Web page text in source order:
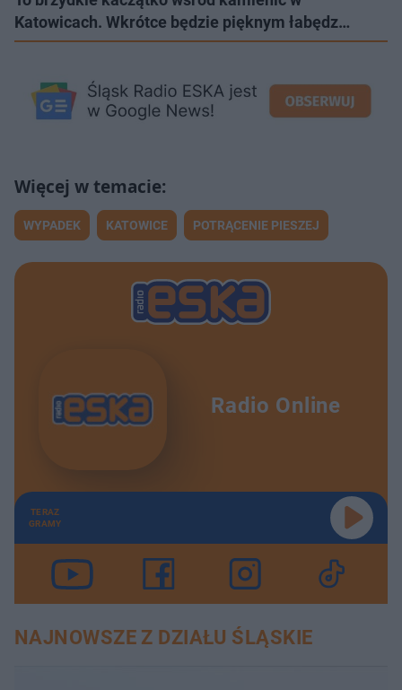
Katowicach. Wkrótce będzie pięknym łabędz…
WYPADEK KATOWICE POTRĄCENIE PIESZEJ
Radio Online
TERAZ
GRAMY
NAJNOWSZE Z DZIAŁU ŚLĄSKIE